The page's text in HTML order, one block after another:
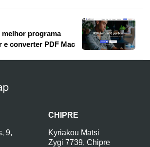
melhor programa
e converter PDF Mac
9,
CHIPRE
Kyriakou Matsi
Zygi 7739, Chipre